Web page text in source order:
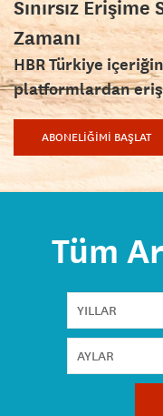
Sınırsız
Zamanı
HBR Türkiye
platformlardan
ABONELİĞİMİ BAŞLAT
Tüm